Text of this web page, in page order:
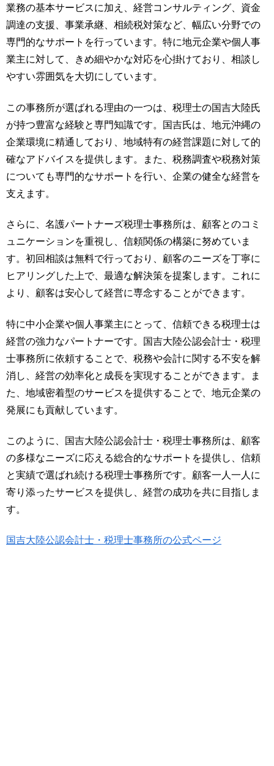
業務の基本サービスに加え、経営コンサルティング、資金
調達の支援、事業承継、相続税対策など、幅広い分野での
専門的なサポートを行っています。特に地元企業や個人事
業主に対して、きめ細やかな対応を心掛けており、相談し
やすい雰囲気を大切にしています。
この事務所が選ばれる理由の一つは、税理士の国吉大陸氏
が持つ豊富な経験と専門知識です。国吉氏は、地元沖縄の
企業環境に精通しており、地域特有の経営課題に対して的
確なアドバイスを提供します。また、税務調査や税務対策
についても専門的なサポートを行い、企業の健全な経営を
支えます。
さらに、名護パートナーズ税理士事務所は、顧客とのコミ
ュニケーションを重視し、信頼関係の構築に努めていま
す。初回相談は無料で行っており、顧客のニーズを丁寧に
ヒアリングした上で、最適な解決策を提案します。これに
より、顧客は安心して経営に専念することができます。
特に中小企業や個人事業主にとって、信頼できる税理士は
経営の強力なパートナーです。国吉大陸公認会計士・税理
士事務所に依頼することで、税務や会計に関する不安を解
消し、経営の効率化と成長を実現することができます。ま
た、地域密着型のサービスを提供することで、地元企業の
発展にも貢献しています。
このように、国吉大陸公認会計士・税理士事務所は、顧客
の多様なニーズに応える総合的なサポートを提供し、信頼
と実績で選ばれ続ける税理士事務所です。顧客一人一人に
寄り添ったサービスを提供し、経営の成功を共に目指しま
す。
国吉大陸公認会計士・税理士事務所の公式ページ